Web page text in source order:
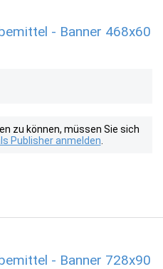
- Banner 468x60
zu können, müssen Sie sich
Publisher anmelden
- Banner 728x90